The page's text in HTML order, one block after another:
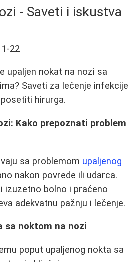
- Saveti i iskustva
22
upaljen nokat na nozi sa
Saveti za lečenje infekcije
hirurga.
Kako prepoznati problem
sa problemom upaljenog
nakon povrede ili udarca.
izuzetno bolno i praćeno
adekvatnu pažnju i lečenje.
sa noktom na nozi
poput upaljenog nokta sa